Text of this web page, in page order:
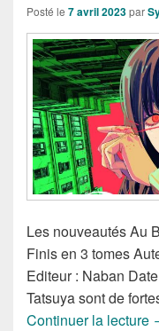
Posté le 7 avril 2023par
Les nouveautés Au
Finis en 3 tomes
Editeur : Naban
Tatsuya sont de
Continuer la lecture